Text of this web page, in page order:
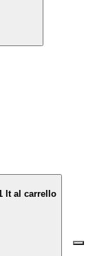
lt al carrello